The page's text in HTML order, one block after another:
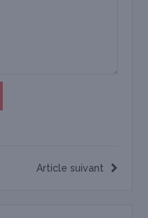
Article suivant